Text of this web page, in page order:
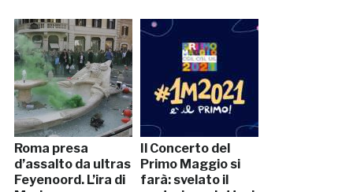
Roma presa
d’assalto da ultras
Feyenoord. L’ira di
Il Concerto del
Primo Maggio si
farà: svelato il